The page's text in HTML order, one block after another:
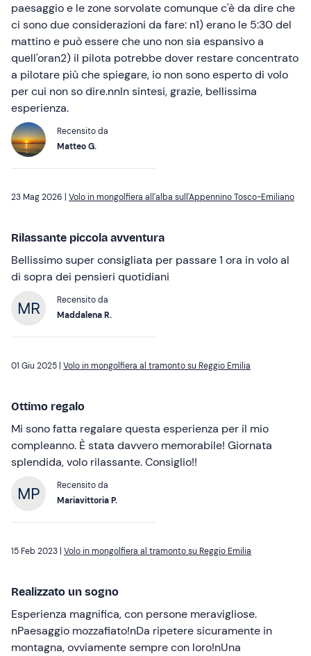
paesaggio e le zone sorvolate comunque c'è da dire che
ci sono due considerazioni da fare: n1) erano le 5:30 del
mattino e può essere che uno non sia espansivo a
quell'oran2) il pilota potrebbe dover restare concentrato
a pilotare più che spiegare, io non sono esperto di volo
per cui non so dire.nnIn sintesi, grazie, bellissima
esperienza.
Recensito da
Matteo G.
23 Mag 2026 | Volo in mongolfiera all'alba sull'Appennino Tosco-Emiliano
Rilassante piccola avventura
Bellissimo super consigliata per passare 1 ora in volo al
di sopra dei pensieri quotidiani
Recensito da
Maddalena R.
01 Giu 2025 | Volo in mongolfiera al tramonto su Reggio Emilia
Ottimo regalo
Mi sono fatta regalare questa esperienza per il mio
compleanno. È stata davvero memorabile! Giornata
splendida, volo rilassante. Consiglio!!
Recensito da
Mariavittoria P.
15 Feb 2023 | Volo in mongolfiera al tramonto su Reggio Emilia
Realizzato un sogno
Esperienza magnifica, con persone meravigliose.
nPaesaggio mozzafiato!nDa ripetere sicuramente in
montagna, ovviamente sempre con loro!nUna